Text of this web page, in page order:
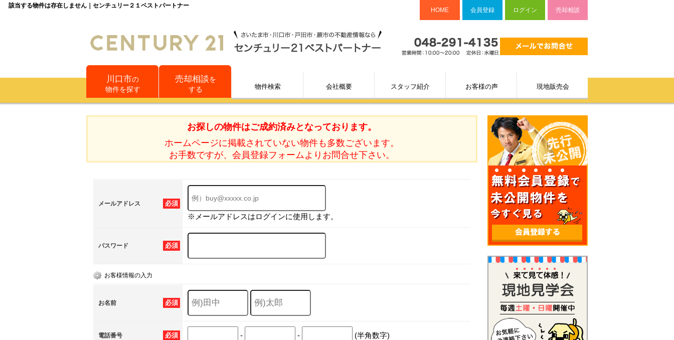
該当する物件は存在しません｜センチュリー２１ベストパートナー
HOME 会員登録 ログイン 売却相談
川口市の
物件を探す
売却相談を
する
物件検索 会社概要 スタッフ紹介 お客様の声 現地販売会
お探しの物件はご成約済みとなっております。
ホームページに掲載されていない物件も多数ございます。
お手数ですが、会員登録フォームよりお問合せ下さい。
必須
メールアドレス
※メールアドレスはログインに使用します。
必須
パスワード
お客様情報の入力
必須
お名前
必須
電話番号 - - (半角数字)